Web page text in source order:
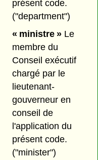
présent code.
("department")
« ministre »Le
membre du
Conseil exécutif
chargé par le
lieutenant-
gouverneur en
conseil de
l'application du
présent code.
("minister")